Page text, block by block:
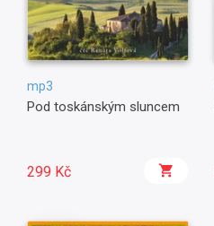
mp3
Pod toskánským sluncem
299 Kč